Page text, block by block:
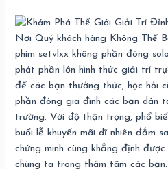
phim setvlxx không phần đông
phát phần lớn hình thức giải trí
để các bạn thưởng thức, học hỏi
phần đông gia đình các bạn dân
trường. Với độ thận trọng, phổ
buổi lễ khuyến mãi dĩ nhiên đắm
chứng minh cùng khẳng định
chúng ta trong thâm tâm các